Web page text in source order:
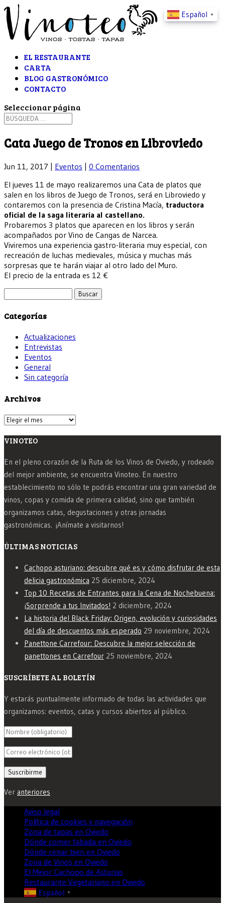
EL RESTAURANTE
CARTA
BLOG GASTRONÓMICO
CONTACTO
Seleccionar página
Cata Juego de Tronos en Libroviedo
Jun 11, 2017 | Eventos | 0 Comentarios
El jueves 11 de mayo realizaremos una Cata de platos que
salen en los libros de Juego de Tronos, será en Libroviedo y
contaremos con la presencia de Cristina Macía, traductora
oficial de la saga literaria al castellano.
Probaremos 3 platos que aparecen en los libros y serán
acompañados por Vino de Cangas de Narcea.
Viviremos una experiencia gastro-literaria muy especial, con
recreación de luchas medievales, música y muchas más
sorpresas que te harán viajar al otro lado del Muro.
El precio de la entrada es 12 €
Categorías
Actualizaciones
Entrevistas
Eventos
General
Sin categoría
Archivos
Archivos
VINOTEO
En el pleno corazón de la Ruta de los Vinos de Oviedo, y rodeado
del mejor ambiente, se encuentra Vinoteo. En nuestro
establecimiento no sólo te podrás encontrar una gran variedad de
vinos, copas y comida de primera calidad, sino que también
organizamos catas, degustaciones y otras jornadas
gastronómicas. ¡Anímate a visitarnos!
ÚLTIMAS NOTICIAS
Cachopo asturiano: descubre qué es y cómo disfrutar de esta
delicia gastronómica 25 diciembre, 2024
Top 10 Recetas de Entrantes para la Cena de Nochebuena:
¡Sorprende a tus Invitados! 2 diciembre, 2024
La historia del Black Friday: Origen, evolución y curiosidades
del día de descuentos más esperado 29 noviembre, 2024
Panettone Carrefour: Descubre la mejor selección de
panettones en Carrefour 25 noviembre, 2024
SUSCRÍBETE AL BOLETÍN
Y estarás puntualmente informado de todas las actividades que
organizamos: eventos, catas y cursos abiertos al público.
Ver anteriores
Aviso legal
Política de cookies y navegación
Zona de tapas en Oviedo
Dónde comer fabada en Oviedo
Dónde cenar bien en Oviedo
Zona de Vinos en Oviedo
El Mejor Cachopo de Asturias
Restaurante Vegetariano en Oviedo
Español ▼
Español ▼